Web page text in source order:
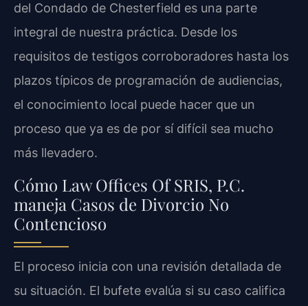
del Condado de Chesterfield es una parte
integral de nuestra práctica. Desde los
requisitos de testigos corroboradores hasta los
plazos típicos de programación de audiencias,
el conocimiento local puede hacer que un
proceso que ya es de por sí difícil sea mucho
más llevadero.
Cómo Law Offices Of SRIS, P.C.
maneja Casos de Divorcio No
Contencioso
El proceso inicia con una revisión detallada de
su situación. El bufete evalúa si su caso califica